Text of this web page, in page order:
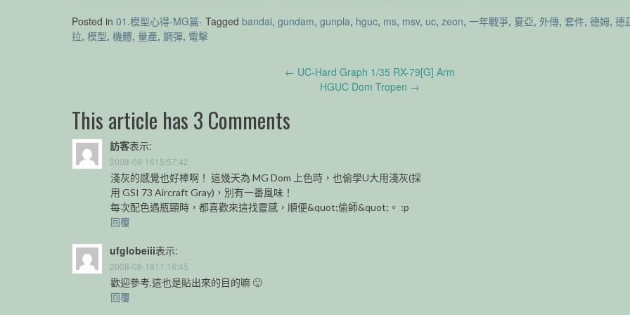
HGUC Z Gundam (Wave Shooter)
Posted in 01.模型心得-MG篇- Tagged bandai, gundam, gunpla, hguc, ms, msv, uc, zeon, 一年戰爭, 夏亞, 外傳, 套件, 德姆, 德
拉, 模型, 機體, 量產, 鋼彈, 電擊
navigation
← UC-Hard Graph 1/35 RX-79[G] Arm
HGUC Dom Tropen →
This article has 3 Comments
訪客表示:
2008-08-1615:57:42
淺灰的感覺也好棒啊！ 這幾天為 MG Dom 上色時，也偷學U大用淺灰(採
用 GSI 73 Aircraft Gray)，別有一番風味！
每次配色遇瓶頸時，都喜歡來這找靈感，順便&quot;偷師&quot;。 :p
回覆
ufglobeiii表示:
2008-08-1811:16:45
歡迎參考,這也是貼出來的目的嘛 🙂
回覆